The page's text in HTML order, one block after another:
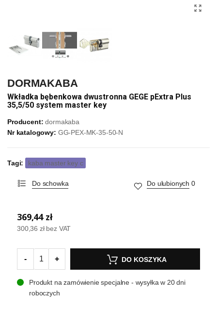
DORMAKABA
Wkładka bębenkowa dwustronna GEGE pExtra Plus
35,5/50 system master key
Producent: dormakaba
Nr katalogowy: GG-PEX-MK-35-50-N
Tagi: kaba master key c
Do schowka Do ulubionych 0
369,44 zł
300,36 zł bez VAT
- + DO KOSZYKA
Produkt na zamówienie specjalne - wysyłka w 20 dni
roboczych